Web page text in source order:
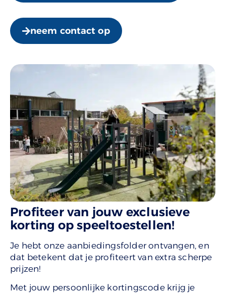
neem contact op
Profiteer van jouw exclusieve
korting op speeltoestellen!
Je hebt onze aanbiedingsfolder ontvangen, en
dat betekent dat je profiteert van extra scherpe
prijzen!
Met jouw persoonlijke kortingscode krijg je